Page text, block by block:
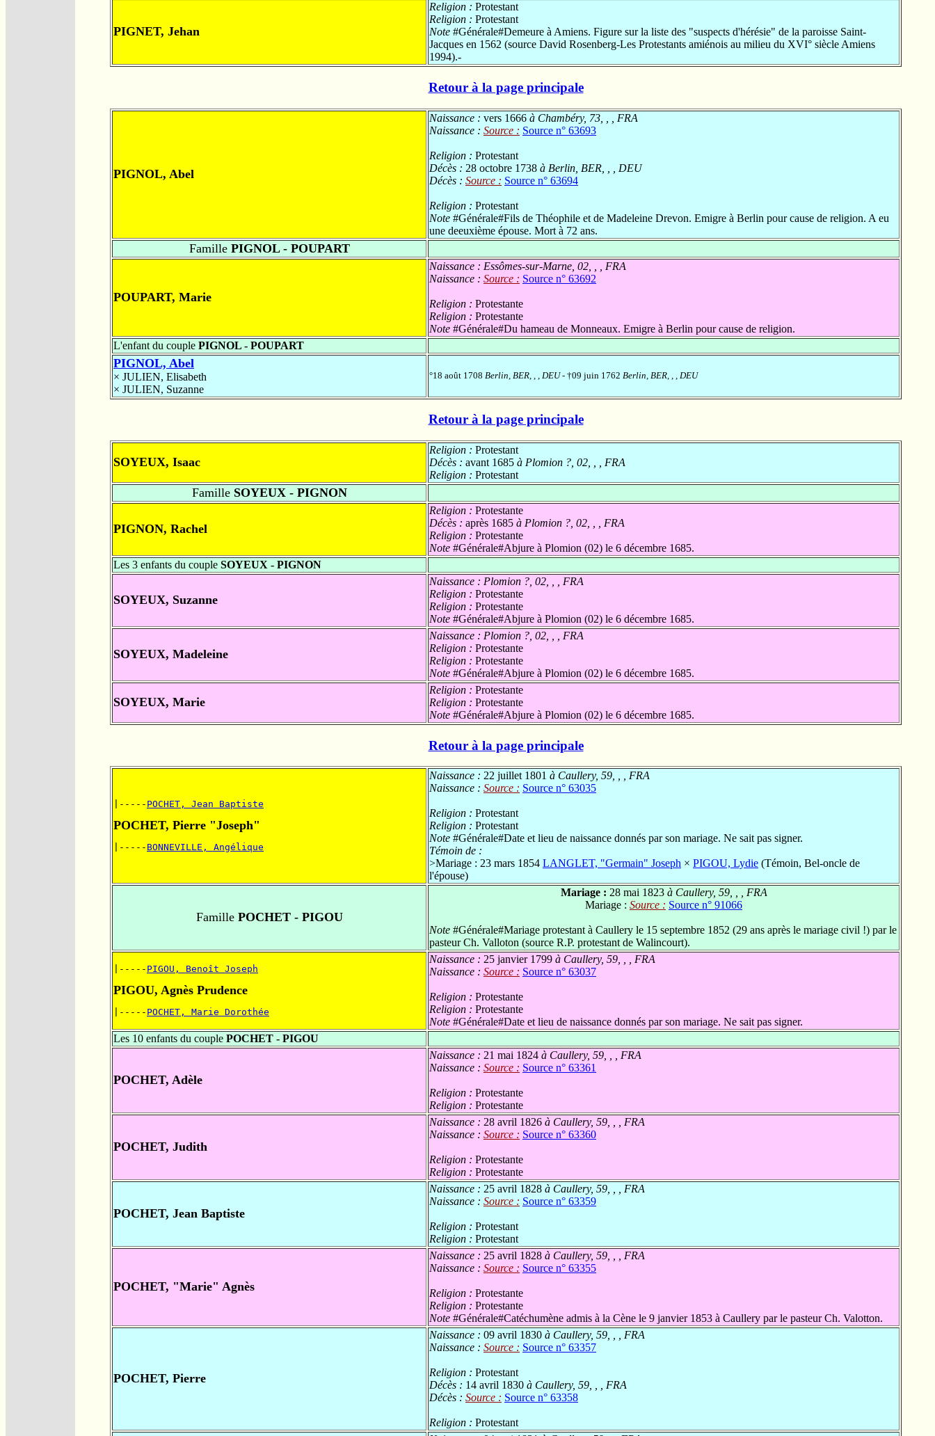
PIGNET, Jehan
Religion : Protestant
Religion : Protestant
Note #Générale#Demeure à Amiens. Figure sur la liste des "suspects d'hérésie" de la paroisse Saint-
Jacques en 1562 (source David Rosenberg-Les Protestants amiénois au milieu du XVI° siècle Amiens
1994).-
Retour à la page principale
PIGNOL, Abel
Naissance : vers 1666 à Chambéry, 73, , , FRA
Naissance : Source : Source n° 63693
Religion : Protestant
Décès : 28 octobre 1738 à Berlin, BER, , , DEU
Décès : Source : Source n° 63694
Religion : Protestant
Note #Générale#Fils de Théophile et de Madeleine Drevon. Emigre à Berlin pour cause de religion. A eu
une deeuxième épouse. Mort à 72 ans.
FamillePIGNOL - POUPART
POUPART, Marie
Naissance : Essômes-sur-Marne, 02, , , FRA
Naissance : Source : Source n° 63692
Religion : Protestante
Religion : Protestante
Note #Générale#Du hameau de Monneaux. Emigre à Berlin pour cause de religion.
L'enfant du couple PIGNOL - POUPART
PIGNOL, Abel
× JULIEN, Elisabeth
× JULIEN, Suzanne
°18 août 1708 Berlin, BER, , , DEU- †09 juin 1762 Berlin, BER, , , DEU
Retour à la page principale
SOYEUX, Isaac
Religion : Protestant
Décès : avant 1685 à Plomion ?, 02, , , FRA
Religion : Protestant
FamilleSOYEUX - PIGNON
PIGNON, Rachel
Religion : Protestante
Décès : après 1685 à Plomion ?, 02, , , FRA
Religion : Protestante
Note #Générale#Abjure à Plomion (02) le 6 décembre 1685.
Les 3 enfants du couple SOYEUX - PIGNON
SOYEUX, Suzanne
Naissance : Plomion ?, 02, , , FRA
Religion : Protestante
Religion : Protestante
Note #Générale#Abjure à Plomion (02) le 6 décembre 1685.
SOYEUX, Madeleine
Naissance : Plomion ?, 02, , , FRA
Religion : Protestante
Religion : Protestante
Note #Générale#Abjure à Plomion (02) le 6 décembre 1685.
SOYEUX, Marie
Religion : Protestante
Religion : Protestante
Note #Générale#Abjure à Plomion (02) le 6 décembre 1685.
Retour à la page principale
|----- POCHET, Jean Baptiste
POCHET, Pierre "Joseph"
|----- BONNEVILLE, Angélique
Naissance : 22 juillet 1801 à Caullery, 59, , , FRA
Naissance : Source : Source n° 63035
Religion : Protestant
Religion : Protestant
Note #Générale#Date et lieu de naissance donnés par son mariage. Ne sait pas signer.
Témoin de :
>Mariage : 23 mars 1854 LANGLET, "Germain" Joseph × PIGOU, Lydie (Témoin, Bel-oncle de
l'épouse)
FamillePOCHET - PIGOU
Mariage : 28 mai 1823à Caullery, 59, , , FRA
Mariage : Source : Source n° 91066
Note #Générale#Mariage protestant à Caullery le 15 septembre 1852 (29 ans après le mariage civil !) par le
pasteur Ch. Valloton (source R.P. protestant de Walincourt).
|----- PIGOU, Benoît Joseph
PIGOU, Agnès Prudence
|----- POCHET, Marie Dorothée
Naissance : 25 janvier 1799 à Caullery, 59, , , FRA
Naissance : Source : Source n° 63037
Religion : Protestante
Religion : Protestante
Note #Générale#Date et lieu de naissance donnés par son mariage. Ne sait pas signer.
Les 10 enfants du couple POCHET - PIGOU
POCHET, Adèle
Naissance : 21 mai 1824 à Caullery, 59, , , FRA
Naissance : Source : Source n° 63361
Religion : Protestante
Religion : Protestante
POCHET, Judith
Naissance : 28 avril 1826 à Caullery, 59, , , FRA
Naissance : Source : Source n° 63360
Religion : Protestante
Religion : Protestante
POCHET, Jean Baptiste
Naissance : 25 avril 1828 à Caullery, 59, , , FRA
Naissance : Source : Source n° 63359
Religion : Protestant
Religion : Protestant
POCHET, "Marie" Agnès
Naissance : 25 avril 1828 à Caullery, 59, , , FRA
Naissance : Source : Source n° 63355
Religion : Protestante
Religion : Protestante
Note #Générale#Catéchumène admis à la Cène le 9 janvier 1853 à Caullery par le pasteur Ch. Valotton.
POCHET, Pierre
Naissance : 09 avril 1830 à Caullery, 59, , , FRA
Naissance : Source : Source n° 63357
Religion : Protestant
Décès : 14 avril 1830 à Caullery, 59, , , FRA
Décès : Source : Source n° 63358
Religion : Protestant